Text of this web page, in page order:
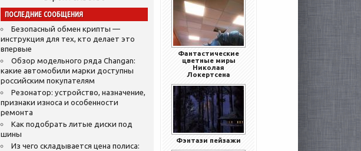
ПОСЛЕДНИЕ СООБЩЕНИЯ
Безопасный обмен крипты —
инструкция для тех, кто делает это
впервые
Обзор модельного ряда Changan:
какие автомобили марки доступны
российским покупателям
Резонатор: устройство, назначение,
признаки износа и особенности
ремонта
Как подобрать литые диски под
шины
Из чего складывается цена полиса:
Фантастические
цветные миры
Николая
Локертсена
Фэнтази пейзажи